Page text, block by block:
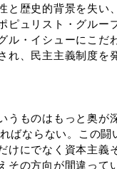
歴史的背景を失い
ュリスト・グルー
・イシューにこだ
、民主主義制度を
ものはもっと奥が
ばならない。この
けにでなく資本主義
の方向が間違って